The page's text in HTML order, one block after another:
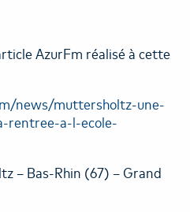
AzurFm réalisé à cette
news/muttersholtz-une-
rentree-a-l-ecole-
– Bas-Rhin (67) – Grand